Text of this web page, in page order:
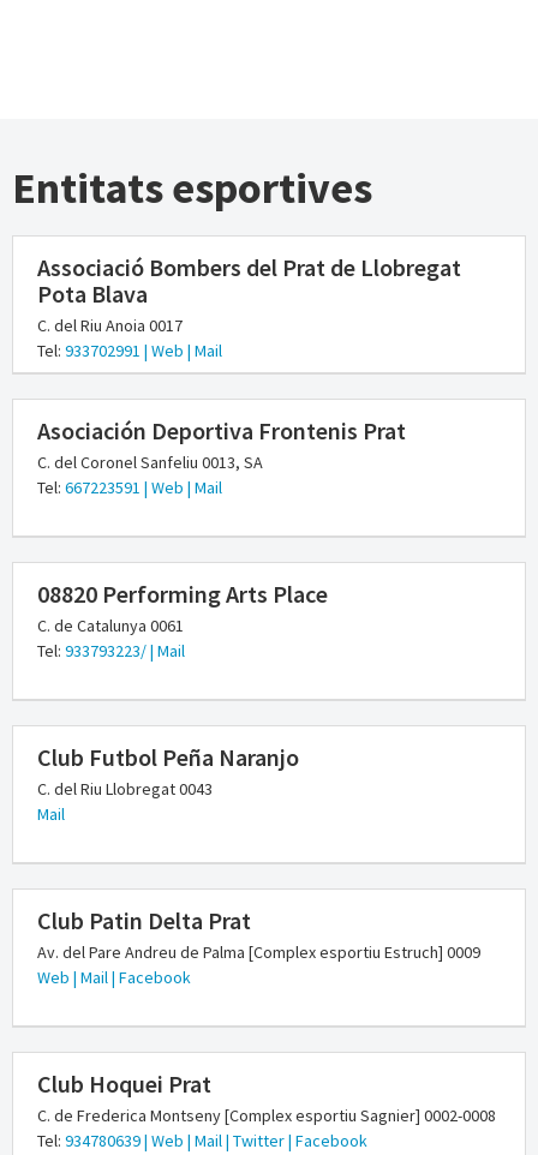
Entitats esportives
Associació Bombers del Prat de Llobregat
Pota Blava
C. del Riu Anoia 0017
Tel: 933702991 | Web | Mail
Asociación Deportiva Frontenis Prat
C. del Coronel Sanfeliu 0013, SA
Tel: 667223591 | Web | Mail
08820 Performing Arts Place
C. de Catalunya 0061
Tel: 933793223/| Mail
Club Futbol Peña Naranjo
C. del Riu Llobregat 0043
Mail
Club Patin Delta Prat
Av. del Pare Andreu de Palma [Complex esportiu Estruch] 0009
Web | Mail| Facebook
Club Hoquei Prat
C. de Frederica Montseny [Complex esportiu Sagnier] 0002-0008
Tel: 934780639| Web | Mail| Twitter| Facebook